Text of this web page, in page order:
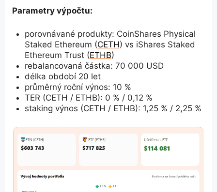
Parametry výpočtu:
porovnávané produkty: CoinShares Physical
Staked Ethereum (CETH) vs iShares Staked
Ethereum Trust (ETHB)
rebalancovaná částka: 70 000 USD
délka období 20 let
průměrný roční výnos: 10 %
TER (CETH / ETHB): 0 % / 0,12 %
staking výnos (CETH / ETHB): 1,25 % / 2,25 %